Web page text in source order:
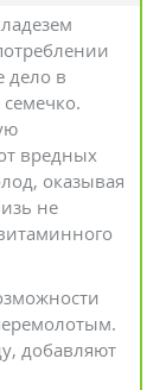
дело в
вредных
оказывая
не
добавляют